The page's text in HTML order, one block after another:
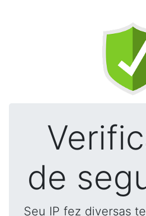
de
Seu IP fez diversas